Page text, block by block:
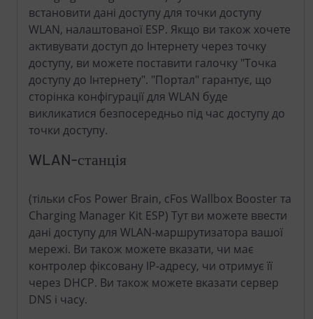
встановити дані доступу для точки доступу
WLAN, налаштованої ESP. Якщо ви також хочете
активувати доступ до Інтернету через точку
доступу, ви можете поставити галочку "Точка
доступу до Інтернету". "Портал" гарантує, що
сторінка конфігурації для WLAN буде
викликатися безпосередньо під час доступу до
точки доступу.
WLAN-станція
(тільки cFos Power Brain, cFos Wallbox Booster та
Charging Manager Kit ESP) Тут ви можете ввести
дані доступу для WLAN-маршрутизатора вашої
мережі. Ви також можете вказати, чи має
контролер фіксовану IP-адресу, чи отримує її
через DHCP. Ви також можете вказати сервер
DNS і часу.